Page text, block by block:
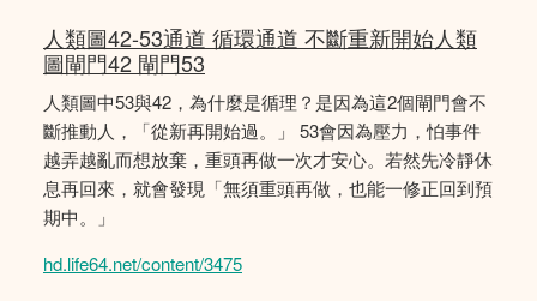
人類圖42-53通道 循環通道 不斷重新開始人類
圖閘門42 閘門53
人類圖中53與42，為什麼是循理？是因為這2個閘門會不
斷推動人，「從新再開始過。」 53會因為壓力，怕事件
越弄越亂而想放棄，重頭再做一次才安心。若然先冷靜休
息再回來，就會發現「無須重頭再做，也能一修正回到預
期中。」
hd.life64.net/content/3475